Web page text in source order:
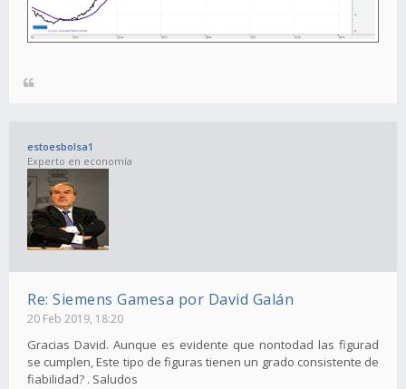
estoesbolsa1
Experto en economía
Re: Siemens Gamesa por David Galán
20 Feb 2019, 18:20
Gracias David. Aunque es evidente que nontodad las figurad
se cumplen, Este tipo de figuras tienen un grado consistente de
fiabilidad? . Saludos